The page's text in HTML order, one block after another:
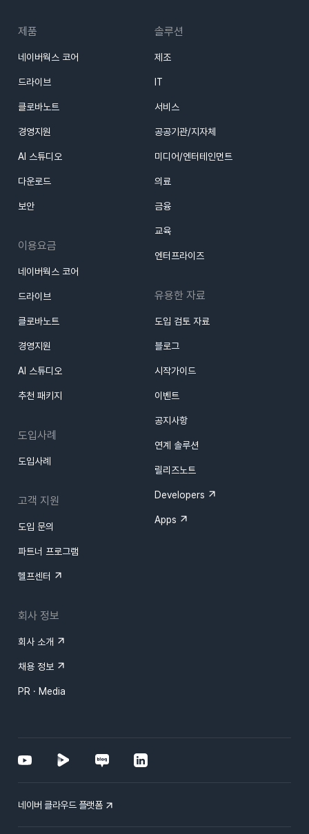
제품
네이버웍스 코어
드라이브
클로바노트
경영지원
AI 스튜디오
다운로드
보안
이용요금
네이버웍스 코어
드라이브
클로바노트
경영지원
AI 스튜디오
추천 패키지
도입사례
도입사례
고객 지원
도입 문의
파트너 프로그램
헬프센터
회사 정보
회사 소개
채용 정보
PR · Media
솔루션
제조
IT
서비스
공공기관/지자체
미디어/엔터테인먼트
의료
금융
교육
엔터프라이즈
유용한 자료
도입 검토 자료
블로그
시작가이드
이벤트
공지사항
연계 솔루션
릴리즈노트
Developers
Apps
네이버 클라우드 플랫폼